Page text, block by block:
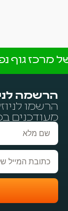
מרכז גוף
הרשמה
הרשמו
מעודכנים
שם
מלא